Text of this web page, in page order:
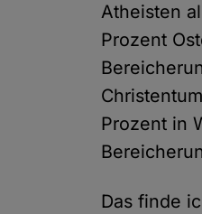
Atheisten
Prozent
Prozent in
Das finde